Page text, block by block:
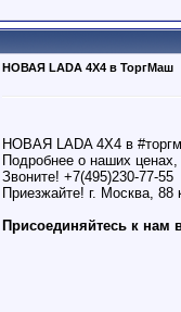
НОВАЯ LADA 4X4 в ТоргМаш
НОВАЯ LADA 4X4 в
Подробнее о наших
Звоните! +7(495)230-77-55
Приезжайте! г. Москва,
Присоединяйтесь к нам